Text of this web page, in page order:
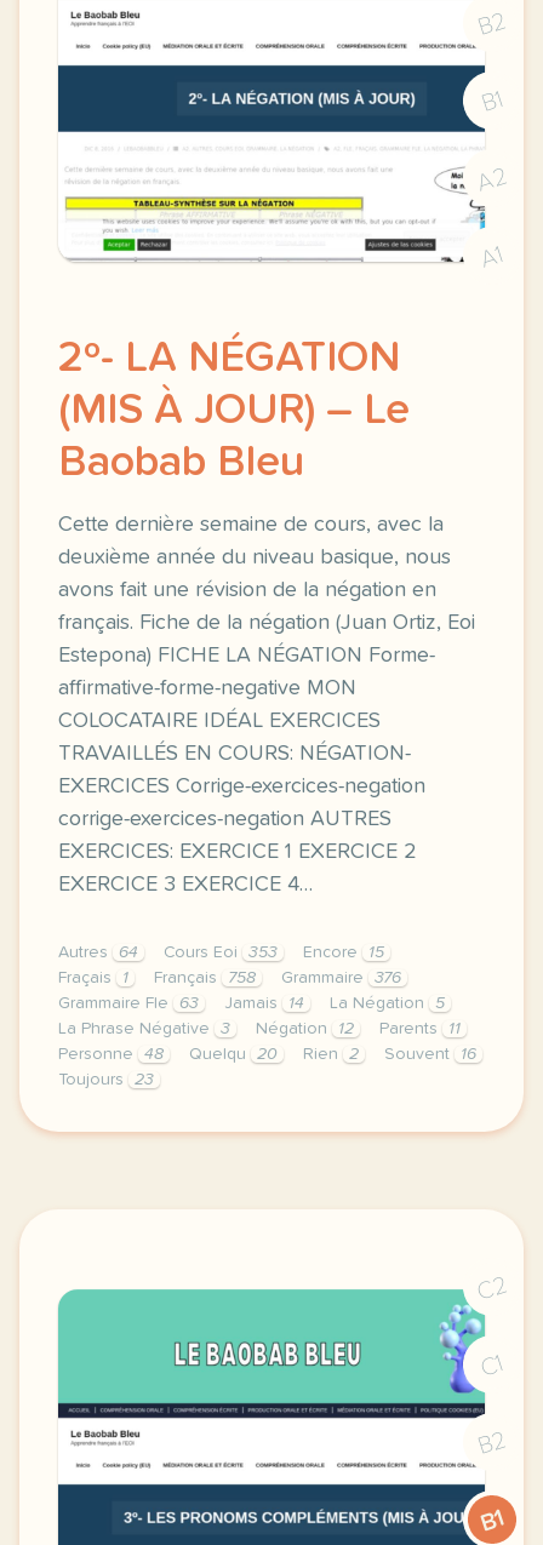
B2
B1
A2
A1
2º- LA NÉGATION
(MIS À JOUR) – Le
Baobab Bleu
Cette dernière semaine de cours, avec la
deuxième année du niveau basique, nous
avons fait une révision de la négation en
français. Fiche de la négation (Juan Ortiz, Eoi
Estepona) FICHE LA NÉGATION Forme-
affirmative-forme-negative MON
COLOCATAIRE IDÉAL EXERCICES
TRAVAILLÉS EN COURS: NÉGATION-
EXERCICES Corrige-exercices-negation
corrige-exercices-negation AUTRES
EXERCICES: EXERCICE 1 EXERCICE 2
EXERCICE 3 EXERCICE 4…
Autres 64 Cours Eoi 353 Encore
15
Fraçais
1 Français 758 Grammaire
376
Grammaire Fle
63 Jamais 14 La Négation
5
La Phrase Négative
3 Négation 12 Parents
11
Personne
48 Quelqu 20 Rien 2 Souvent
16
Toujours
23
image tuscomienzosfranceses wordpress
C2
C1
B2
B1